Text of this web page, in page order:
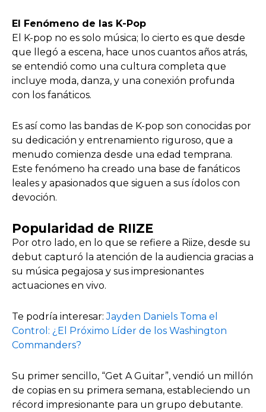
El Fenómeno de las K-Pop
El K-pop no es solo música; lo cierto es que desde
que llegó a escena, hace unos cuantos años atrás,
se entendió como una cultura completa que
incluye moda, danza, y una conexión profunda
con los fanáticos.
Es así como las bandas de K-pop son conocidas por
su dedicación y entrenamiento riguroso, que a
menudo comienza desde una edad temprana.
Este fenómeno ha creado una base de fanáticos
leales y apasionados que siguen a sus ídolos con
devoción.
Popularidad de RIIZE
Por otro lado, en lo que se refiere a Riize, desde su
debut capturó la atención de la audiencia gracias a
su música pegajosa y sus impresionantes
actuaciones en vivo.
Te podría interesar:Jayden Daniels Toma el
Control: ¿El Próximo Líder de los Washington
Commanders?
Su primer sencillo, “Get A Guitar”, vendió un millón
de copias en su primera semana, estableciendo un
récord impresionante para un grupo debutante.